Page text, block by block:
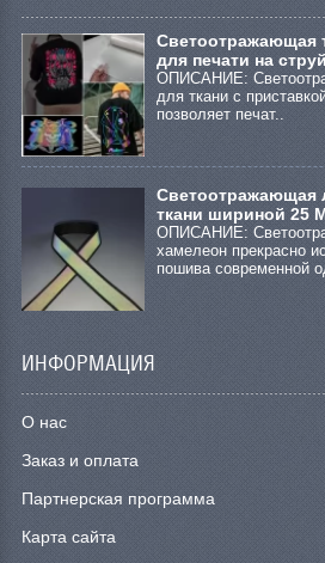
Cветоотражающая
для печати на
ОПИСАНИЕ:
для ткани с
позволяет печат..
Светоотражающая
ткани шириной 25
ОПИСАНИЕ:
хамелеон прекрасно
пошива современной
ИНФОРМАЦИЯ
О нас
Заказ и оплата
Партнерская программа
Карта сайта